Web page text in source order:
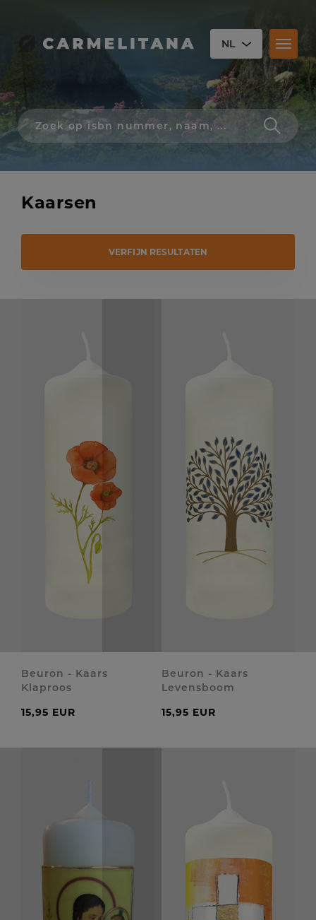
NL
Zoek
op
isbn
schrijver,
of
Kaarsen
VERFIJN RESULTATEN
Beuron - Kaars
Klaproos
15,95 EUR
Beuron - Kaars
Levensboom
15,95 EUR